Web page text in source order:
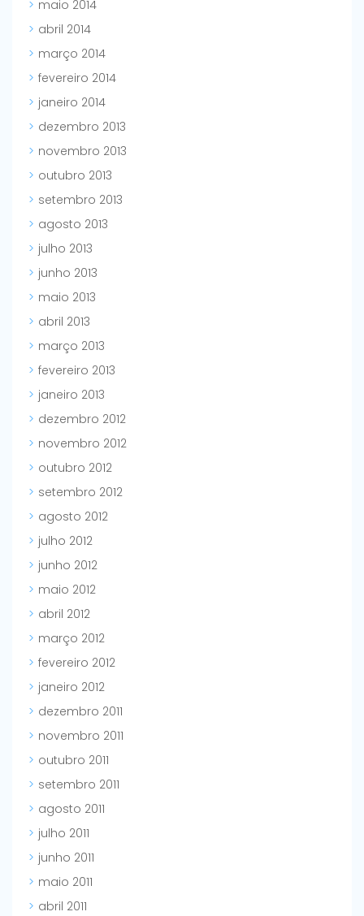
maio 2014
abril 2014
março 2014
fevereiro 2014
janeiro 2014
dezembro 2013
novembro 2013
outubro 2013
setembro 2013
agosto 2013
julho 2013
junho 2013
maio 2013
abril 2013
março 2013
fevereiro 2013
janeiro 2013
dezembro 2012
novembro 2012
outubro 2012
setembro 2012
agosto 2012
julho 2012
junho 2012
maio 2012
abril 2012
março 2012
fevereiro 2012
janeiro 2012
dezembro 2011
novembro 2011
outubro 2011
setembro 2011
agosto 2011
julho 2011
junho 2011
maio 2011
abril 2011